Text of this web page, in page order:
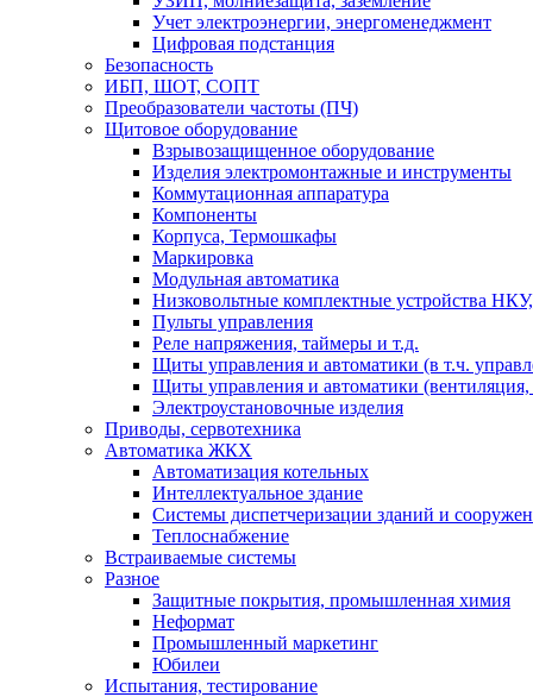
Учет электроэнергии, энергоменеджмент
Цифровая подстанция
Безопасность
ИБП, ШОТ, СОПТ
Преобразователи частоты (ПЧ)
Щитовое оборудование
Взрывозащищенное оборудование
Изделия электромонтажные и инструменты
Коммутационная аппаратура
Компоненты
Корпуса, Термошкафы
Маркировка
Модульная автоматика
Низковольтные комплектные устройства
Пульты управления
Реле напряжения, таймеры и т.д.
Щиты управления и автоматики (в т.ч.
Щиты управления и автоматики (вентиляция,
Электроустановочные изделия
Приводы, сервотехника
Автоматика ЖКХ
Автоматизация котельных
Интеллектуальное здание
Системы диспетчеризации зданий и
Теплоснабжение
Встраиваемые системы
Разное
Защитные покрытия, промышленная химия
Неформат
Промышленный маркетинг
Юбилеи
Испытания, тестирование